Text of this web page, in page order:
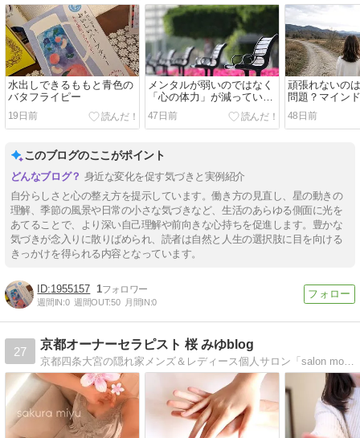
水出しできるももと青色の
バタフライピー
19日前
メンタルが弱いのではなく
「心の体力」が減っていた
47日前
頑張れないの
問題？マイン
48日前
このブログのここがポイント
身近な変化を促す気づきと実例紹介
自分らしさと心の整え方を提示しています。働き方の見直し、星の動きの
理解、季節の風景や日常の小さな気づきなど、生活のあらゆる側面に光を
あてることで、より深い自己理解や前向きな心持ちを促進します。豊かな
気づきが念入りに散りばめられ、読者は自然と人生の選択肢に目を向ける
きっかけを得られる内容となっています。
1955157 1
週間IN:0 週間OUT:50 月間IN:0
27
京都オーナーセラピスト 桜 みゆblog
京都四条大宮の隠れ家メンズ＆レディース個人サロン「salon mofu」のオーナーセラピストブログ。身体がゆっくり脱力できるような柔らかいストレッチや人の暖かみを感じる全身を包み込むようなオイルトリートメントを研究中♪